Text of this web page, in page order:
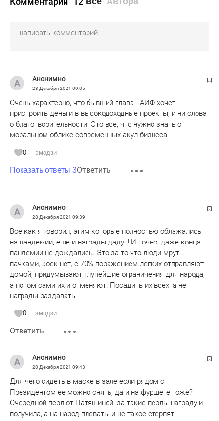
Анонимно
28 Декабря 2021 09:05
Очень характерно, что бывший глава ТАИФ хочет
пристроить деньги в высокодоходные проекты, и ни слова
о благотворительности. Это все, что нужно знать о
моральном облике современных акул бизнеса.
0 эмодзи
Показать ответы 3Ответить
Анонимно
28 Декабря 2021 09:39
Все как я говорил, этим которые полностью облажались
на пандемии, еще и награды дадут! И точно, даже конца
пандемии не дождались. Это за то что люди мрут
пачками, коек нет, с 70% поражением легких отправляют
домой, придумывают глупейшие ограничения для народа,
а потом сами их и отменяют. Посадить их всех, а не
награды раздавать.
0 эмодзи
Ответить
Анонимно
28 Декабря 2021 09:43
Для чего сидеть в маске в зале если рядом с
Президентом ее можно снять, да и на фуршете тоже?
Очередной перл от Патяшиной, за такие перлы награду и
получила, а на народ плевать, и не такое стерпят.